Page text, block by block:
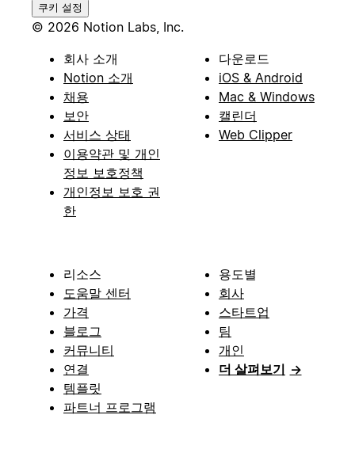
쿠키 설정
© 2026 Notion Labs, Inc.
회사 소개
Notion 소개
채용
보안
서비스 상태
이용약관 및 개인
정보 보호정책
개인정보 보호 권
한
다운로드
iOS & Android
Mac & Windows
캘린더
Web Clipper
리소스
도움말 센터
가격
블로그
커뮤니티
연결
템플릿
파트너 프로그램
용도별
회사
스타트업
팀
개인
더 살펴보기 →